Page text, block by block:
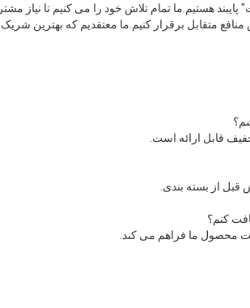
هستیم.ما تمام تلاش خود را می کنیم تا نیاز
متقابل برقرار کنیم.ما معتقدیم که بهترین شریک